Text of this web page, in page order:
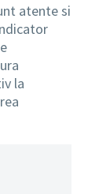
atente si
la